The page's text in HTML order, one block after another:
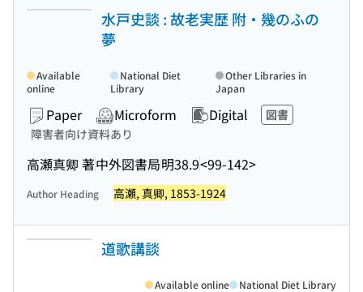
水戸史談 : 故老実歴 附・幾のふの
夢
Paper Microform Digital
図書
障害者向け資料あり
高瀬真卿 著中外図書局明38.9<99-142>
Available
online
National Diet
Library
Other Libraries in
Japan
Author Heading 高瀬, 真卿, 1853-1924
道歌講談
Available online National Diet Library